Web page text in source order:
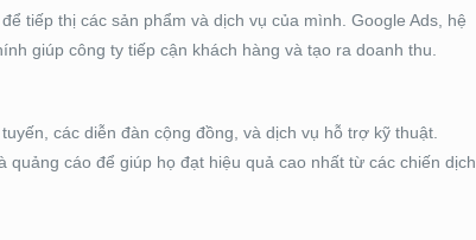
tiếp thị các sản phẩm và dịch vụ của mình. Google Ads, hệ
giúp công ty tiếp cận khách hàng và tạo ra doanh thu.
các diễn đàn cộng đồng, và dịch vụ hỗ trợ kỹ thuật.
cáo để giúp họ đạt hiệu quả cao nhất từ các chiến dịch